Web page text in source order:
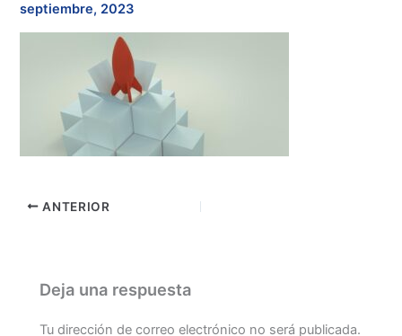
septiembre, 2023
ANTERIOR
Deja una respuesta
Tu dirección de correo electrónico no será publicada.